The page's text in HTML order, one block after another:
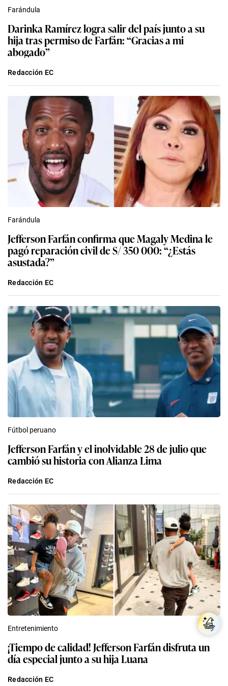
Farándula
Darinka Ramírez logra salir del país junto a su
hija tras permiso de Farfán: “Gracias a mi
abogado”
Redacción EC
Farándula
Jefferson Farfán confirma que Magaly Medina le
pagó reparación civil de S/ 350 000: “¿Estás
asustada?”
Redacción EC
Fútbol peruano
Jefferson Farfán y el inolvidable 28 de julio que
cambió su historia con Alianza Lima
Redacción EC
Entretenimiento
¡Tiempo de calidad! Jefferson Farfán disfruta un
día especial junto a su hija Luana
Redacción EC